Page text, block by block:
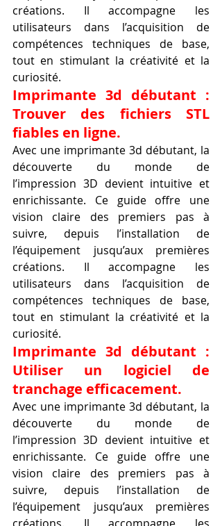
créations. Il accompagne les
utilisateurs dans l’acquisition de
compétences techniques de base,
tout en stimulant la créativité et la
curiosité.
Imprimante 3d débutant :
Trouver des fichiers STL
fiables en ligne.
Avec une imprimante 3d débutant, la
découverte du monde de
l’impression 3D devient intuitive et
enrichissante. Ce guide offre une
vision claire des premiers pas à
suivre, depuis l’installation de
l’équipement jusqu’aux premières
créations. Il accompagne les
utilisateurs dans l’acquisition de
compétences techniques de base,
tout en stimulant la créativité et la
curiosité.
Imprimante 3d débutant :
Utiliser un logiciel de
tranchage efficacement.
Avec une imprimante 3d débutant, la
découverte du monde de
l’impression 3D devient intuitive et
enrichissante. Ce guide offre une
vision claire des premiers pas à
suivre, depuis l’installation de
l’équipement jusqu’aux premières